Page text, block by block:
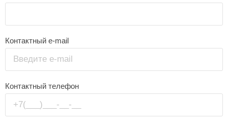
Контактный e-mail
Введите e-mail
Контактный телефон
+7(___)___-__-__